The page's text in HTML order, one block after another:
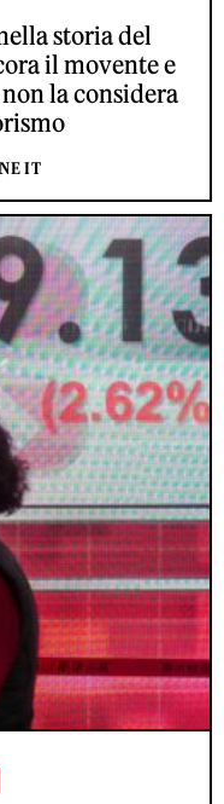
storia del
il movente e
la considera
IT